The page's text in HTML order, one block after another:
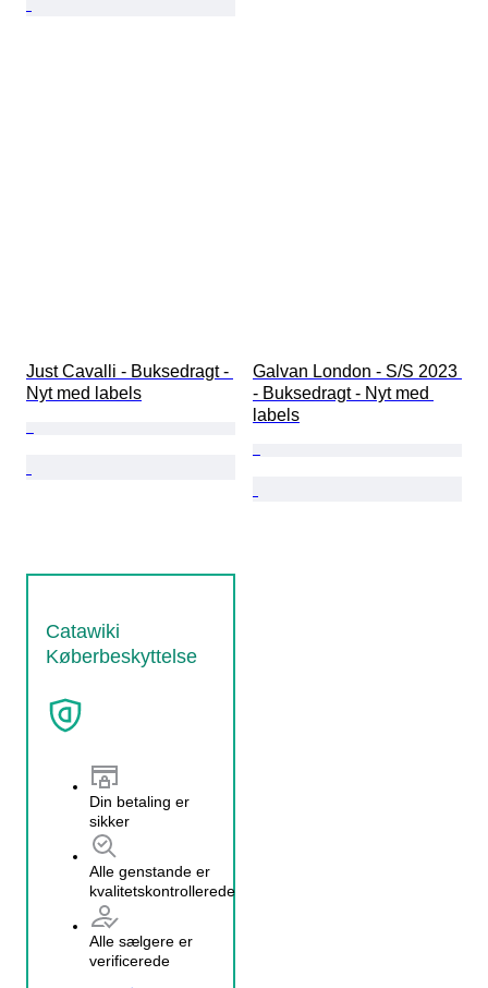
Just Cavalli - Buksedragt -
Nyt med labels
Galvan London - S/S 2023
- Buksedragt - Nyt med
labels
Catawiki
Køberbeskyttelse
Din betaling er
sikker
Alle genstande er
kvalitetskontrollerede
Alle sælgere er
verificerede